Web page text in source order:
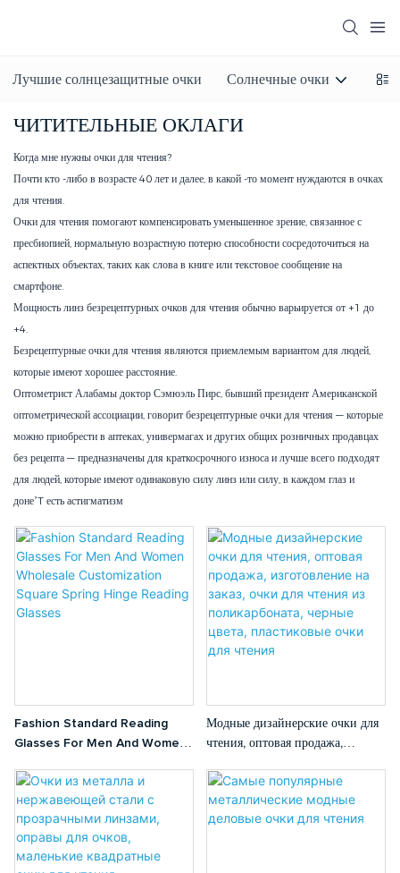
Лучшие солнцезащитные очки Солнечные очки
ЧИТИТЕЛЬНЫЕ ОКЛАГИ
Когда мне нужны очки для чтения?
Почти кто -либо в возрасте 40 лет и далее, в какой -то момент нуждаются в очках
для чтения.
Очки для чтения помогают компенсировать уменьшенное зрение, связанное с
пресбиопией, нормальную возрастную потерю способности сосредоточиться на
аспектных объектах, таких как слова в книге или текстовое сообщение на
смартфоне.
Мощность линз безрецептурных очков для чтения обычно варьируется от +1 до
+4.
Безрецептурные очки для чтения являются приемлемым вариантом для людей,
которые имеют хорошее расстояние.
Оптометрист Алабамы доктор Сэмюэль Пирс, бывший президент Американской
оптометрической ассоциации, говорит безрецептурные очки для чтения — которые
можно приобрести в аптеках, универмагах и других общих розничных продавцах
без рецепта — предназначены для краткосрочного износа и лучше всего подходят
для людей, которые имеют одинаковую силу линз или силу, в каждом глаз и
доне’T есть астигматизм
Fashion Standard Reading
Glasses For Men And Women
Square Spring Hinge Reading
Glasses
Модные дизайнерские очки для
чтения, оптовая продажа,
чтения из поликарбоната,
черные цвета, пластиковые очки
для чтения